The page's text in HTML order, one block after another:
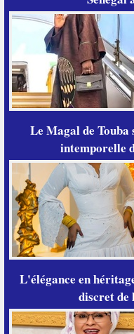
Le Magal de Touba
intemporelle
L'élégance en
discret de